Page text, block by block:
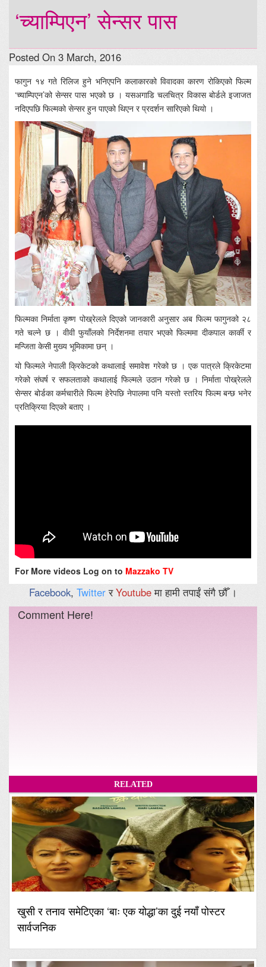
‘च्याम्पिएन’ सेन्सर पास
Posted On 3 March, 2016
फागुन १४ गते रिलिज हुने भनिएपनि कलाकारको विवादका कारण रोकिएको फिल्म
‘च्याम्पिएन’को सेन्सर पास भएको छ । यसअगाडि चलचित्र विकास बोर्डले इजाजत
नदिएपछि फिल्मको सेन्सर हुन पाएको थिएन र प्रदर्शन सारिएको थियो ।
फिल्मका निर्माता कृष्ण पोख्रेलले दिएको जानकारी अनुसार अब फिल्म फागुनको २८
गते चल्ने छ । वीवी फुयाँलको निर्देशनमा तयार भएको फिल्ममा दीकपाल कार्की र
मन्जिता केसी मुख्य भूमिकामा छन् ।
यो फिल्मले नेपाली क्रिकेटको कथालाई समावेश गरेको छ । एक पात्रले क्रिकेटमा
गरेको संघर्ष र सफलताको कथालाई फिल्मले उठान गरेको छ । निर्माता पोख्रेलले
सेन्सर बोर्डका कर्मचारीले फिल्म हेरेपछि नेपालमा पनि यस्तो स्तरिय फिल्म बन्छ भनेर
प्रतिक्रिया दिएको बताए ।
For More videos Log on to Mazzako TV
Facebook, TwitterरYoutubeमा हामी तपाईं संगै छौँ ।
Comment Here!
RELATED
खुसी र तनाव समेटिएका ‘बाः एक योद्धा’का दुई नयाँ पोस्टर
सार्वजनिक